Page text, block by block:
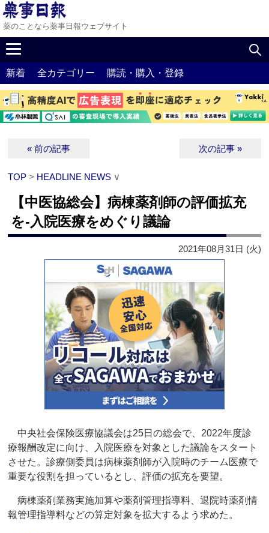
薬のことなら薬事日報ウェブサイト
新着 全カテゴリー 購読・購入・登録
« 前の記事 次の記事 »
TOP > HEADLINE NEWS ∨
【中医協総会】病棟薬剤師の評価拡充
を‐入院医療をめぐり議論
2021年08月31日 (火)
中央社会保険医療協議会は25日の総会で、2022年度診
療報酬改定に向け、入院医療を対象とした議論をスタート
させた。診療側委員は病棟薬剤師が入院時のチーム医療で
重要な役割を担っているとし、評価の拡充を要望。
病棟薬剤業務実施加算や薬剤管理指導料、退院時薬剤情
報管理指導料などの算定対象を拡大するよう求めた。